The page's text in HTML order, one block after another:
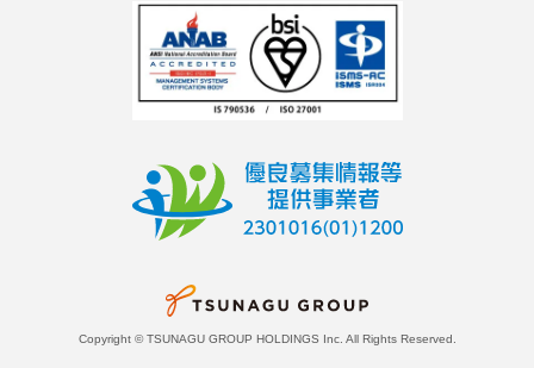
Copyright © TSUNAGU GROUP HOLDINGS Inc. All Rights Reserved.